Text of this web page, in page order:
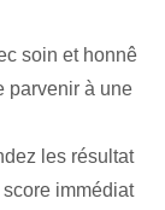
soin et honnê
parvenir à une
les résultat
immédiat